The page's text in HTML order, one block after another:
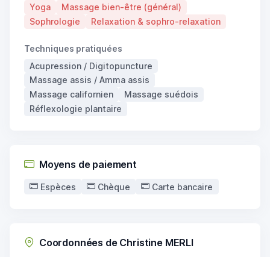
Yoga
Massage bien-être (général)
Sophrologie
Relaxation & sophro-relaxation
Techniques pratiquées
Acupression / Digitopuncture
Massage assis / Amma assis
Massage californien
Massage suédois
Réflexologie plantaire
Moyens de paiement
Espèces Chèque Carte bancaire
Coordonnées de Christine MERLI